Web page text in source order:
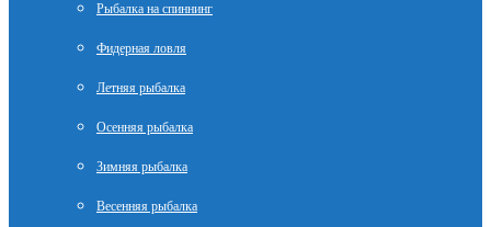
Рыбалка на спиннинг
Фидерная ловля
Летняя рыбалка
Осенняя рыбалка
Зимняя рыбалка
Весенняя рыбалка